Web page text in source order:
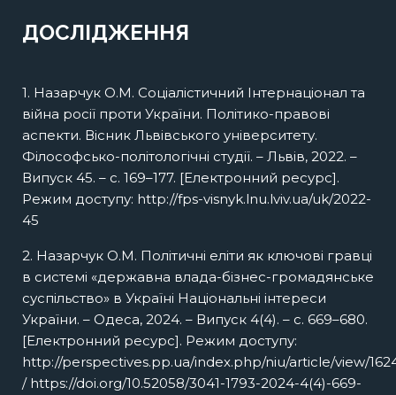
дослідження
експертна рада
КУЛЬТУРА
дослідження
експертна рада
дослідження
ДОСЛІДЖЕННЯ
1. Назарчук О.М. Соціалістичний Інтернаціонал та
війна росії проти України. Політико-правові
аспекти. Вісник Львівського університету.
Філософсько-політологічні студії. – Львів, 2022. –
Випуск 45. – с. 169–177. [Електронний ресурс].
Режим доступу: http://fps-visnyk.lnu.lviv.ua/uk/2022-
45
2. Назарчук О.М. Політичні еліти як ключові гравці
в системі «державна влада-бізнес-громадянське
суспільство» в Україні Національні інтереси
України. – Одеса, 2024. – Випуск 4(4). – с. 669–680.
[Електронний ресурс]. Режим доступу:
http://perspectives.pp.ua/index.php/niu/article/view/
/ https://doi.org/10.52058/3041-1793-2024-4(4)-669-